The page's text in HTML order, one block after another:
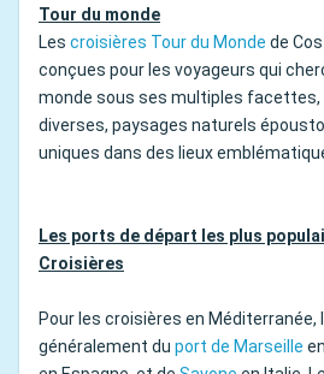
Tour du monde
Les croisières Tour du Monde de
conçues pour les voyageurs qui
monde sous ses multiples
diverses, paysages naturels
uniques dans des lieux
Les ports de départ les plus
Croisières
Pour les croisières en
généralement du port de Marseille